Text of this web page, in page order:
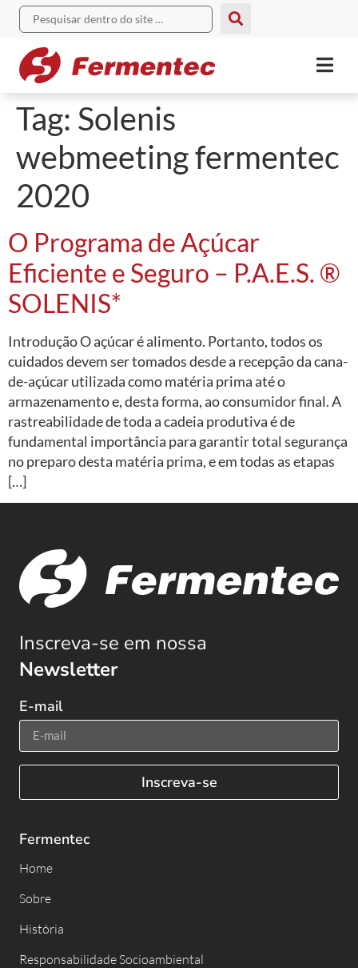
Tag: Solenis
webmeeting fermentec
2020
O Programa de Açúcar
Eficiente e Seguro – P.A.E.S. ®
SOLENIS*
Introdução O açúcar é alimento. Portanto, todos os
cuidados devem ser tomados desde a recepção da cana-
de-açúcar utilizada como matéria prima até o
armazenamento e, desta forma, ao consumidor final. A
rastreabilidade de toda a cadeia produtiva é de
fundamental importância para garantir total segurança
no preparo desta matéria prima, e em todas as etapas
[…]
Inscreva-se em nossa
Newsletter
E-mail
Inscreva-se
Fermentec
Home
Sobre
História
Responsabilidade Socioambiental